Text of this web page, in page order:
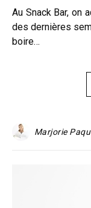
Au Snack Bar, on adore tester des nouveautés! Au courant
des dernières
boire…
Marjorie